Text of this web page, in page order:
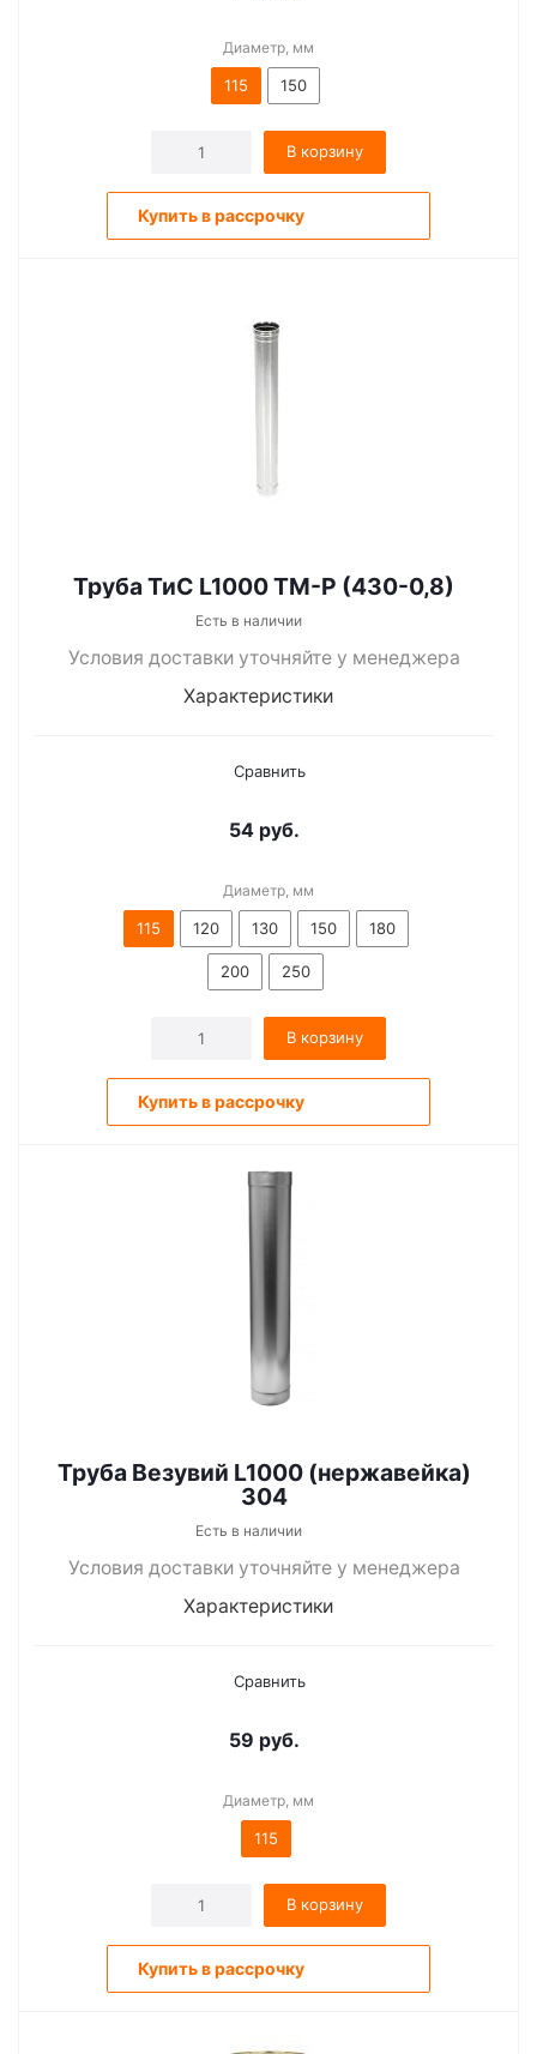
Диаметр, мм
115 150
В корзину
Купить в рассрочку
Труба ТиС L1000 ТМ-Р (430-0,8)
Есть в наличии
Условия доставки уточняйте у менеджера
Характеристики
Сравнить
54 руб.
Диаметр, мм
115 120 130 150 180
200 250
В корзину
Купить в рассрочку
Труба Везувий L1000 (нержавейка)
304
Есть в наличии
Условия доставки уточняйте у менеджера
Характеристики
Сравнить
59 руб.
Диаметр, мм
115
В корзину
Купить в рассрочку